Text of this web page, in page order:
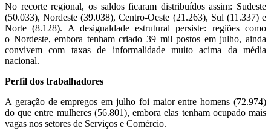
No recorte regional, os saldos ficaram distribuídos assim: Sudeste
(50.033), Nordeste (39.038), Centro-Oeste (21.263), Sul (11.337) e
Norte (8.128). A desigualdade estrutural persiste: regiões como
o Nordeste, embora tenham criado 39 mil postos em julho, ainda
convivem com taxas de informalidade muito acima da média
nacional.
Perfil dos trabalhadores
A geração de empregos em julho foi maior entre homens (72.974)
do que entre mulheres (56.801), embora elas tenham ocupado mais
vagas nos setores de Serviços e Comércio.